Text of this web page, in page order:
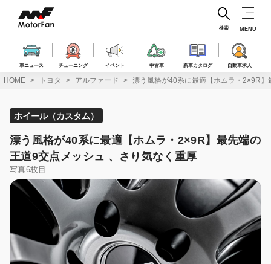
ス
車ニュース チューニング イベント 中古車 新車カタログ 自動車求人
検索 MENU
HOME トヨタ アルファード 漂う風格が40系に最適【ホムラ・2×9R
ホイール（カスタム）
漂う風格が40系に最適【ホムラ・2×9R】最先端の
王道9交点メッシュ 、さり気なく重厚
写真6枚目